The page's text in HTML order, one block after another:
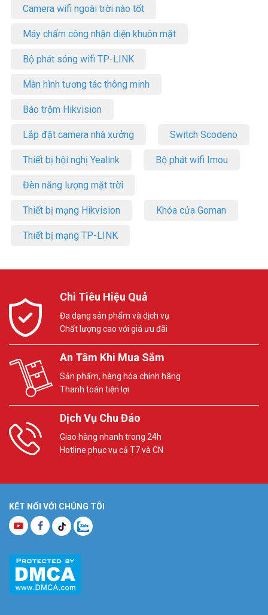
Camera wifi ngoài trời nào tốt
Máy chấm công nhận diện khuôn mặt
Bộ phát sóng wifi TP-LINK
Màn hình tương tác thông minh
Báo trộm Hikvision
Lắp đặt camera nhà xưởng Switch Scodeno
Thiết bị hội nghị Yealink Bộ phát wifi Imou
Đèn năng lượng mặt trời
Thiết bị mạng Hikvision Khóa cửa Goman
Thiết bị mạng TP-LINK
Chi Tiêu Hiệu Quả
Đa dạng sản phẩm và dịch vụ
Chất lượng cao với giá ưu đãi
An Tâm Khi Mua Sắm
Sản phẩm, hàng hóa chính hãng
Thanh toán tiện lợi
Dịch Vụ Chu Đáo
Giao hàng nhanh trong 24h
Hotline phục vụ cả T7 và CN
KẾT NỐI VỚI CHÚNG TÔI